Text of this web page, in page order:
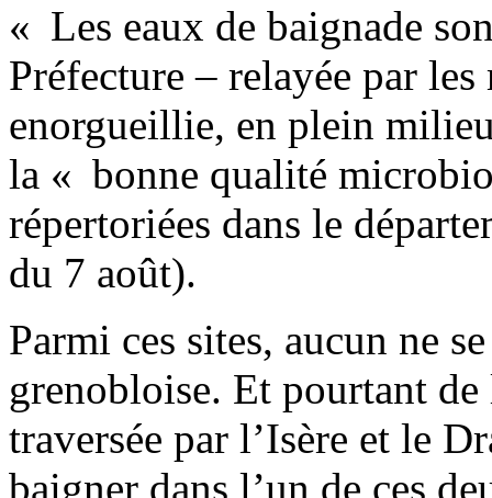
« Les eaux de baignade
Préfecture – relayée par les
enorgueillie, en plein
la « bonne qualité
répertoriées dans le
du 7 août).
Parmi ces sites, aucun ne
grenobloise. Et pourtant de
traversée par l’Isère et le
baigner dans l’un de ces